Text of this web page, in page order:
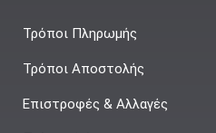
Τρόποι Πληρωμής
Τρόποι Αποστολής
Επιστροφές & Αλλαγές